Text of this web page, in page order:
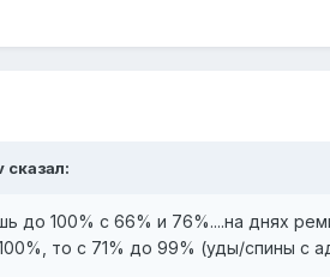
сказал:
до 100% с 66% и 76%....на днях
то с 71% до 99% (уды/спины с